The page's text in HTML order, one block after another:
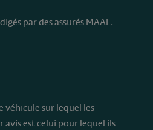
par des assurés MAAF.
véhicule sur lequel les
avis est celui pour lequel ils